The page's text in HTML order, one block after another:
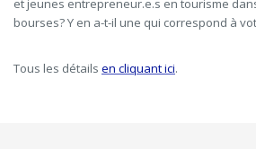
et jeunes entrepreneur.e.s en tourisme
bourses? Y en a-t-il une qui correspond à
Tous les détails en cliquant ici.